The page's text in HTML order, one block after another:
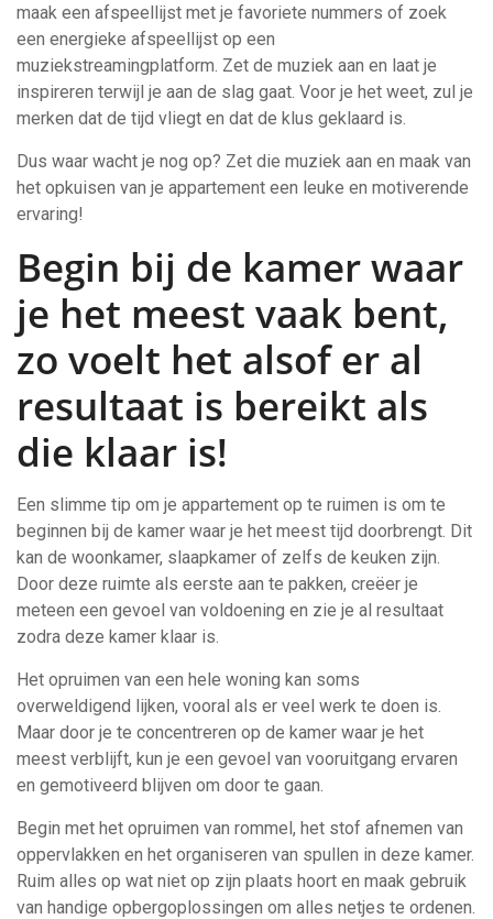
maak een afspeellijst met je favoriete nummers of zoek
een energieke afspeellijst op een
muziekstreamingplatform. Zet de muziek aan en laat je
inspireren terwijl je aan de slag gaat. Voor je het weet, zul je
merken dat de tijd vliegt en dat de klus geklaard is.
Dus waar wacht je nog op? Zet die muziek aan en maak van
het opkuisen van je appartement een leuke en motiverende
ervaring!
Begin bij de kamer waar
je het meest vaak bent,
zo voelt het alsof er al
resultaat is bereikt als
die klaar is!
Een slimme tip om je appartement op te ruimen is om te
beginnen bij de kamer waar je het meest tijd doorbrengt. Dit
kan de woonkamer, slaapkamer of zelfs de keuken zijn.
Door deze ruimte als eerste aan te pakken, creëer je
meteen een gevoel van voldoening en zie je al resultaat
zodra deze kamer klaar is.
Het opruimen van een hele woning kan soms
overweldigend lijken, vooral als er veel werk te doen is.
Maar door je te concentreren op de kamer waar je het
meest verblijft, kun je een gevoel van vooruitgang ervaren
en gemotiveerd blijven om door te gaan.
Begin met het opruimen van rommel, het stof afnemen van
oppervlakken en het organiseren van spullen in deze kamer.
Ruim alles op wat niet op zijn plaats hoort en maak gebruik
van handige opbergoplossingen om alles netjes te ordenen.